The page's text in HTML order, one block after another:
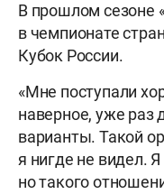
В прошлом сезоне
в чемпионате
Кубок России.
«Мне поступали
наверное, уже раз
варианты. Такой
я нигде не видел.
но такого